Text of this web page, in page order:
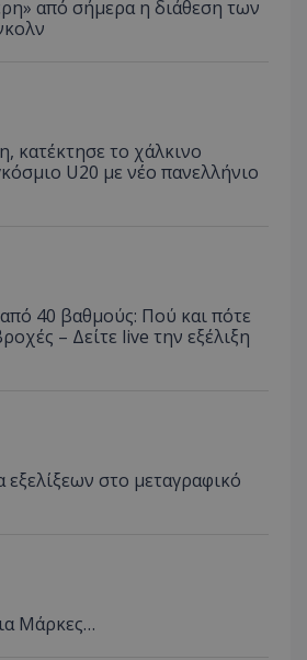
από σήμερα η διάθεση των
κατέκτησε το χάλκινο
U20 με νέο πανελλήνιο
40 βαθμούς: Πού και πότε
– Δείτε live την εξέλιξη
στο μεταγραφικό
Μάρκες…